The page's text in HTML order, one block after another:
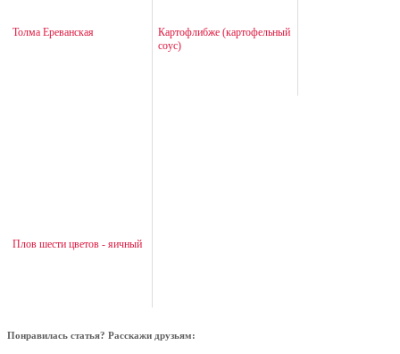
Толма Ереванская
Картофлибже (картофельный
соус)
Плов шести цветов - яичный
Понравилась статья? Расскажи друзьям: